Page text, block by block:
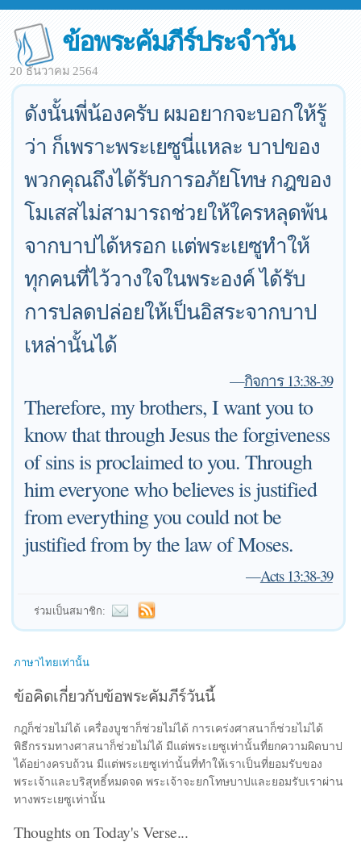
ข้อพระคัมภีร์ประจำวัน
20 ธันวาคม 2564
ดังนั้นพี่น้องครับ ผมอยากจะบอกให้รู้
ว่า ก็เพราะพระเยซูนี่แหละ บาปของ
พวกคุณถึงได้รับการอภัยโทษ กฎของ
โมเสสไม่สามารถช่วยให้ใครหลุดพ้น
จากบาปได้หรอก แต่พระเยซูทำให้
ทุกคนที่ไว้วางใจในพระองค์ ได้รับ
การปลดปล่อยให้เป็นอิสระจากบาป
เหล่านั้นได้
—กิจการ 13:38-39
Therefore, my brothers, I want you to
know that through Jesus the forgiveness
of sins is proclaimed to you. Through
him everyone who believes is justified
from everything you could not be
justified from by the law of Moses.
—Acts 13:38-39
ร่วมเป็นสมาชิก:
ภาษาไทยเท่านั้น
ข้อคิดเกี่ยวกับข้อพระคัมภีร์วันนี้
กฎก็ช่วยไม่ได้ เครื่องบูชาก็ช่วยไม่ได้ การเคร่งศาสนาก็ช่วยไม่ได้
พิธีกรรมทางศาสนาก็ช่วยไม่ได้ มีแต่พระเยซูเท่านั้นที่ยกความผิดบาป
ได้อย่างครบถ้วน มีแต่พระเยซูเท่านั้นที่ทำให้เราเป็นที่ยอมรับของ
พระเจ้าและบริสุทธิ์หมดจด พระเจ้าจะยกโทษบาปและยอมรับเราผ่าน
ทางพระเยซูเท่านั้น
Thoughts on Today's Verse...